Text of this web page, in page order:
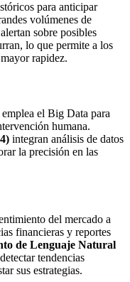
para anticipar
volúmenes de
sobre posibles
lo que permite a los
rapidez.
emplea el Big Data para
humana.
integran análisis de datos
la precisión en las
del mercado a
financieras y reportes
de Lenguaje Natural
tendencias
sus estrategias.